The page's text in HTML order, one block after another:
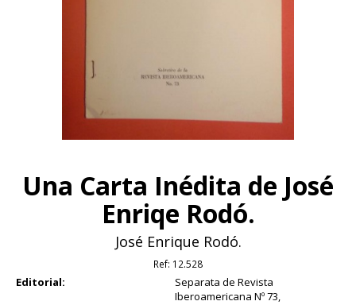
Una Carta Inédita de José
Enriqe Rodó.
José Enrique Rodó.
Ref: 12.528
Editorial:
Separata de Revista
Iberoamericana Nº 73,